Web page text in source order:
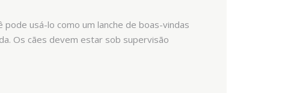
usá-lo como um lanche de boas-vindas
Os cães devem estar sob supervisão